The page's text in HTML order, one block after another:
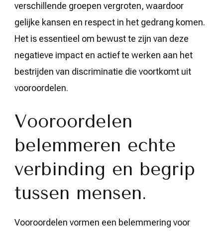
verschillende groepen vergroten, waardoor
gelijke kansen en respect in het gedrang komen.
Het is essentieel om bewust te zijn van deze
negatieve impact en actief te werken aan het
bestrijden van discriminatie die voortkomt uit
vooroordelen.
Vooroordelen
belemmeren echte
verbinding en begrip
tussen mensen.
Vooroordelen vormen een belemmering voor